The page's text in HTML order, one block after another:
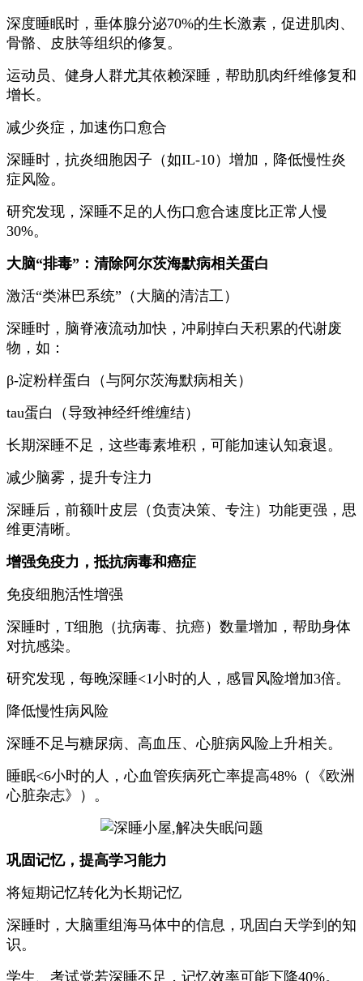
深度睡眠时，垂体腺分泌70%的生长激素，促进肌肉、
骨骼、皮肤等组织的修复。
运动员、健身人群尤其依赖深睡，帮助肌肉纤维修复和
增长。
减少炎症，加速伤口愈合
深睡时，抗炎细胞因子（如IL-10）增加，降低慢性炎
症风险。
研究发现，深睡不足的人伤口愈合速度比正常人慢
30%。
大脑“排毒”：清除阿尔茨海默病相关蛋白
激活“类淋巴系统”（大脑的清洁工）
深睡时，脑脊液流动加快，冲刷掉白天积累的代谢废
物，如：
β-淀粉样蛋白（与阿尔茨海默病相关）
tau蛋白（导致神经纤维缠结）
长期深睡不足，这些毒素堆积，可能加速认知衰退。
减少脑雾，提升专注力
深睡后，前额叶皮层（负责决策、专注）功能更强，思
维更清晰。
增强免疫力，抵抗病毒和癌症
免疫细胞活性增强
深睡时，T细胞（抗病毒、抗癌）数量增加，帮助身体
对抗感染。
研究发现，每晚深睡<1小时的人，感冒风险增加3倍。
降低慢性病风险
深睡不足与糖尿病、高血压、心脏病风险上升相关。
睡眠<6小时的人，心血管疾病死亡率提高48%（《欧洲
心脏杂志》）。
巩固记忆，提高学习能力
将短期记忆转化为长期记忆
深睡时，大脑重组海马体中的信息，巩固白天学到的知
识。
学生、考试党若深睡不足，记忆效率可能下降40%。